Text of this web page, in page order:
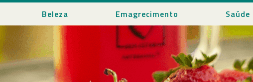
Beleza Emagrecimento Saúde